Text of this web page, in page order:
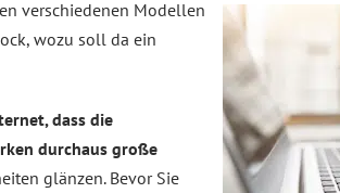
verschiedenen Modellen
wozu soll da ein
dass die
durchaus große
glänzen. Bevor Sie